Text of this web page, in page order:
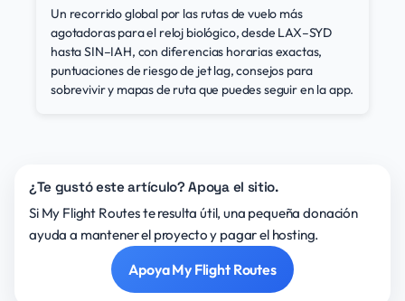
Un recorrido global por las rutas de vuelo más
agotadoras para el reloj biológico, desde LAX–SYD
hasta SIN–IAH, con diferencias horarias exactas,
puntuaciones de riesgo de jet lag, consejos para
sobrevivir y mapas de ruta que puedes seguir en la app.
¿Te gustó este artículo? Apoya el sitio.
Si My Flight Routes te resulta útil, una pequeña donación
ayuda a mantener el proyecto y pagar el hosting.
Apoya My Flight Routes